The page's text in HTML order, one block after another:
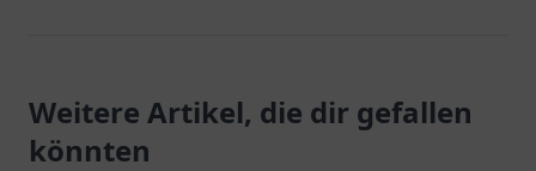
Weitere Artikel, die dir gefallen
könnten